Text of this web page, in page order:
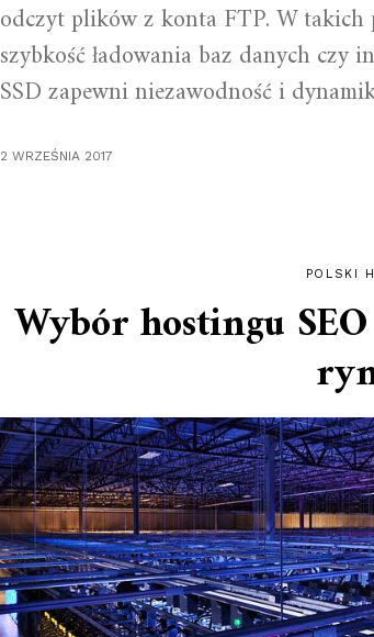
odczyt plików z konta FTP. W
szybkość ładowania baz danych
SSD zapewni niezawodność i
2 WRZEŚNIA 2017
POLSKI
Wybór hostingu